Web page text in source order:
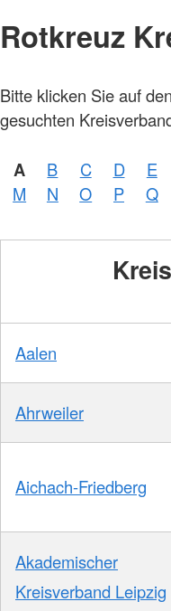
Rotkreuz
Bitte klicken Sie auf
gesuchten
A B C D E
M
N O P Q
Aalen
Ahrweiler
Aichach-Friedberg
Akademischer
Kreisverband Leipzig